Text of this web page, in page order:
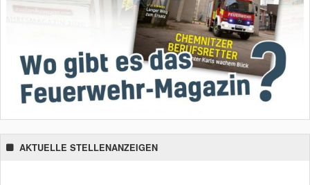
AKTUELLE STELLENANZEIGEN